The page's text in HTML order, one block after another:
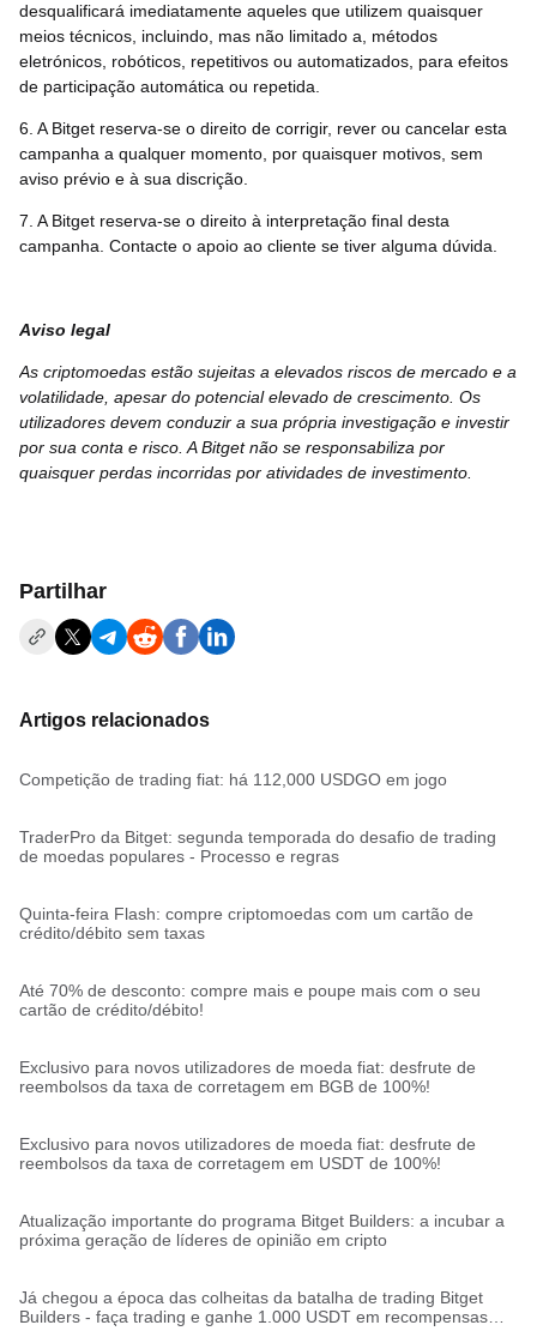
desqualificará imediatamente aqueles que utilizem quaisquer
meios técnicos, incluindo, mas não limitado a, métodos
eletrónicos, robóticos, repetitivos ou automatizados, para efeitos
de participação automática ou repetida.
6. A Bitget reserva-se o direito de corrigir, rever ou cancelar esta
campanha a qualquer momento, por quaisquer motivos, sem
aviso prévio e à sua discrição.
7. A Bitget reserva-se o direito à interpretação final desta
campanha. Contacte o apoio ao cliente se tiver alguma dúvida.
Aviso legal
As criptomoedas estão sujeitas a elevados riscos de mercado e a
volatilidade, apesar do potencial elevado de crescimento. Os
utilizadores devem conduzir a sua própria investigação e investir
por sua conta e risco. A Bitget não se responsabiliza por
quaisquer perdas incorridas por atividades de investimento.
Partilhar
Artigos relacionados
Competição de trading fiat: há 112,000 USDGO em jogo
TraderPro da Bitget: segunda temporada do desafio de trading
de moedas populares - Processo e regras
Quinta-feira Flash: compre criptomoedas com um cartão de
crédito/débito sem taxas
Até 70% de desconto: compre mais e poupe mais com o seu
cartão de crédito/débito!
Exclusivo para novos utilizadores de moeda fiat: desfrute de
reembolsos da taxa de corretagem em BGB de 100%!
Exclusivo para novos utilizadores de moeda fiat: desfrute de
reembolsos da taxa de corretagem em USDT de 100%!
Atualização importante do programa Bitget Builders: a incubar a
próxima geração de líderes de opinião em cripto
Já chegou a época das colheitas da batalha de trading Bitget
Builders - faça trading e ganhe 1.000 USDT em recompensas